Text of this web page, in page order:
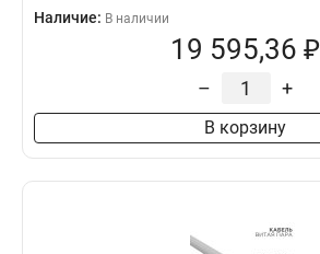
Наличие: В наличии
19 595,36 ₽
– +
В корзину